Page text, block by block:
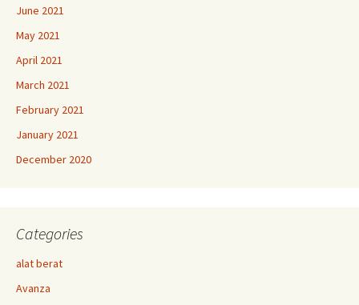
June 2021
May 2021
April 2021
March 2021
February 2021
January 2021
December 2020
Categories
alat berat
Avanza